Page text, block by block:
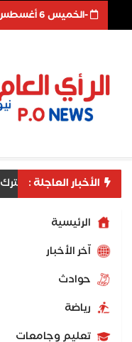
-الخميس 6 أغسطس, 2026
الأخبار العاجلة :
الرئيسية
اّخر الأخبار
حوادث
رياضة
تعليم وجامعات